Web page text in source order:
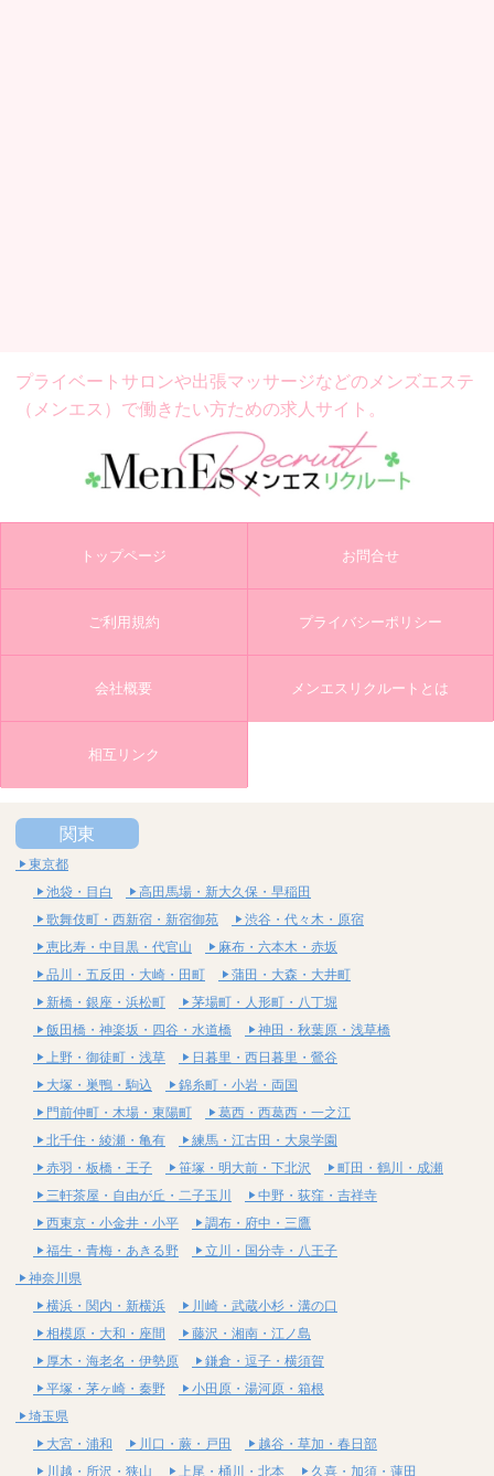
プライベートサロンや出張マッサージなどの メンズエステ
（メンエス）で働きたい方ための求人サイト。
トップページ お問合せ
ご利用規約 プライバシーポリシー
会社概要 メンエスリクルートとは
相互リンク
関東
東京都
池袋・目白
高田馬場・新大久保・早稲田
歌舞伎町・西新宿・新宿御苑
渋谷・代々木・原宿
恵比寿・中目黒・代官山
麻布・六本木・赤坂
品川・五反田・大崎・田町
蒲田・大森・大井町
新橋・銀座・浜松町
茅場町・人形町・八丁堀
飯田橋・神楽坂・四谷・水道橋
神田・秋葉原・浅草橋
上野・御徒町・浅草
日暮里・西日暮里・鶯谷
大塚・巣鴨・駒込
錦糸町・小岩・両国
門前仲町・木場・東陽町
葛西・西葛西・一之江
北千住・綾瀬・亀有
練馬・江古田・大泉学園
赤羽・板橋・王子
笹塚・明大前・下北沢
町田・鶴川・成瀬
三軒茶屋・自由が丘・二子玉川
中野・荻窪・吉祥寺
西東京・小金井・小平
調布・府中・三鷹
福生・青梅・あきる野
立川・国分寺・八王子
神奈川県
横浜・関内・新横浜
川崎・武蔵小杉・溝の口
相模原・大和・座間
藤沢・湘南・江ノ島
厚木・海老名・伊勢原
鎌倉・逗子・横須賀
平塚・茅ヶ崎・秦野
小田原・湯河原・箱根
埼玉県
大宮・浦和
川口・蕨・戸田
越谷・草加・春日部
川越・所沢・狭山
上尾・桶川・北本 久喜・加須・蓮田